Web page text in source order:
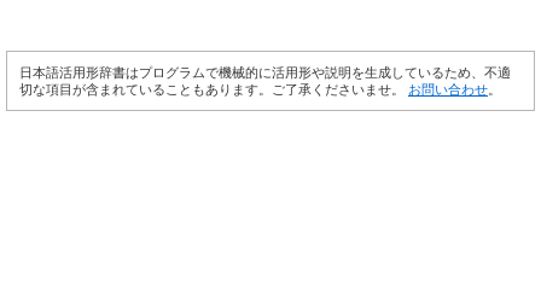
日本語活用形辞書はプログラムで機械的に活用形や説明を生成しているため、不適
切な項目が含まれていることもあります。ご了承くださいませ。 お問い合わせ